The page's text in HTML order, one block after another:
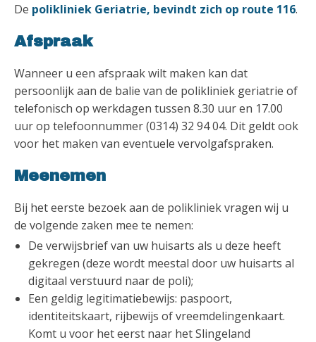
De polikliniek Geriatrie, bevindt zich op route 116.
Afspraak
Wanneer u een afspraak wilt maken kan dat
persoonlijk aan de balie van de polikliniek geriatrie of
telefonisch op werkdagen tussen 8.30 uur en 17.00
uur op telefoonnummer (0314) 32 94 04. Dit geldt ook
voor het maken van eventuele vervolgafspraken.
Meenemen
Bij het eerste bezoek aan de polikliniek vragen wij u
de volgende zaken mee te nemen:
De verwijsbrief van uw huisarts als u deze heeft
gekregen (deze wordt meestal door uw huisarts al
digitaal verstuurd naar de poli);
Een geldig legitimatiebewijs: paspoort,
identiteitskaart, rijbewijs of vreemdelingenkaart.
Komt u voor het eerst naar het Slingeland